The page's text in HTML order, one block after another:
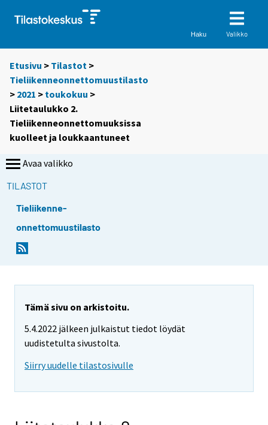
Haku Valikko
Etusivu > Tilastot >
Tieliikenneonnettomuustilasto
> 2021 > toukokuu >
Liitetaulukko 2.
Tieliikenneonnettomuuksissa
kuolleet ja loukkaantuneet
Avaa valikko
TILASTOT
Tieliikenne-
onnettomuustilasto
Tämä sivu on arkistoitu.
5.4.2022 jälkeen julkaistut tiedot löydät
uudistetulta sivustolta.
Siirry uudelle tilastosivulle